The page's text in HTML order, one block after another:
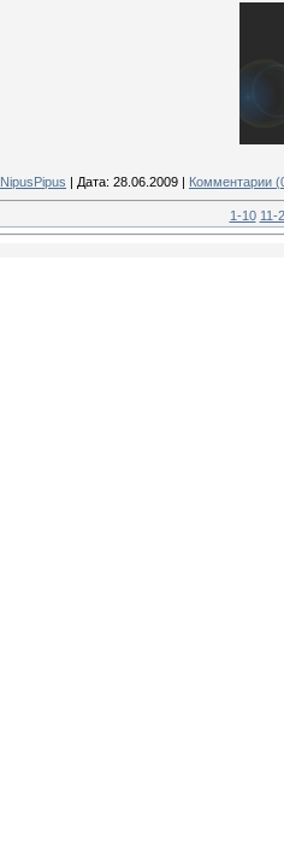
NipusPipus | Дата: 28.06.2009 | Комментарии
1-10 11-